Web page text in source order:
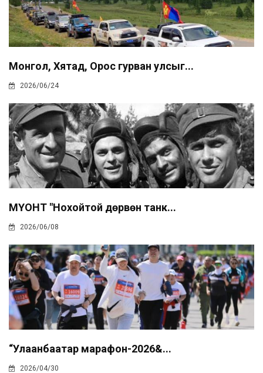
Монгол, Хятад, Орос гурван улсыг...
2026/06/24
МҮОНТ "Нохойтой дөрвөн танк...
2026/06/08
“Улаанбаатар марафон-2026&...
2026/04/30